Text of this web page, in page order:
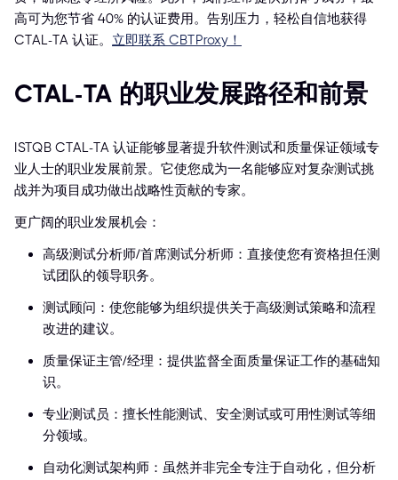
高可为您节省 40% 的认证费用。告别压力，轻松自信地获得
CTAL-TA 认证。 立即联系 CBTProxy！
CTAL-TA 的职业发展路径和前景
ISTQB CTAL-TA 认证能够显著提升软件测试和质量保证领域专
业人士的职业发展前景。它使您成为一名能够应对复杂测试挑
战并为项目成功做出战略性贡献的专家。
更广阔的职业发展机会：
高级测试分析师/首席测试分析师：直接使您有资格担任测
试团队的领导职务。
测试顾问：使您能够为组织提供关于高级测试策略和流程
改进的建议。
质量保证主管/经理：提供监督全面质量保证工作的基础知
识。
专业测试员：擅长性能测试、安全测试或可用性测试等细
分领域。
自动化测试架构师：虽然并非完全专注于自动化，但分析